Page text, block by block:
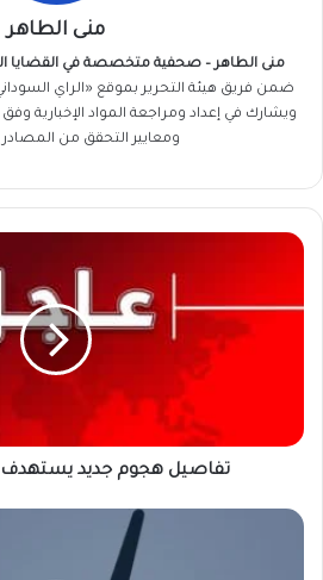
منى الطاهر
منى الطاهر – صحفية متخصصة في القضايا
ضمن فريق هيئة التحرير بموقع «الراي
ويشارك في إعداد ومراجعة المواد الإخبارية
ومعايير التحقق من المصادر
تفاصيل
تفاصيل هجوم جديد يستهدف
تفاصيل